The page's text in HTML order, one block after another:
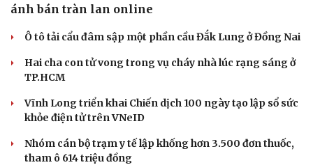
Du lịch
Tư vấn
check-in
Câu chuyện thời sự
Cửa sổ tình yêu
ánh bán tràn lan online
Ô tô tải cẩu đâm sập một phần cầu Đắk Lung ở Đồng Nai
Hai cha con tử vong trong vụ cháy nhà lúc rạng sáng ở
TP.HCM
Vĩnh Long triển khai Chiến dịch 100 ngày tạo lập sổ sức
khỏe điện tử trên VNeID
Nhóm cán bộ trạm y tế lập khống hơn 3.500 đơn thuốc,
tham ô 614 triệu đồng